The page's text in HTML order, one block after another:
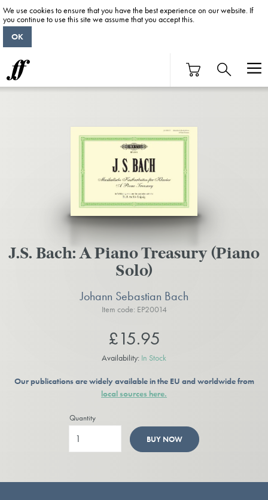
J.S. Bach: A Piano Treasury (Piano
Solo)
Johann Sebastian Bach
Item code: EP20014
£15.95
Availability: In Stock
Our publications are widely available in the EU and worldwide from
local sources here.
Quantity
BUY NOW
We use cookies to ensure that you have the best experience on our website. If
you continue to use this site we assume that you accept this.
OK